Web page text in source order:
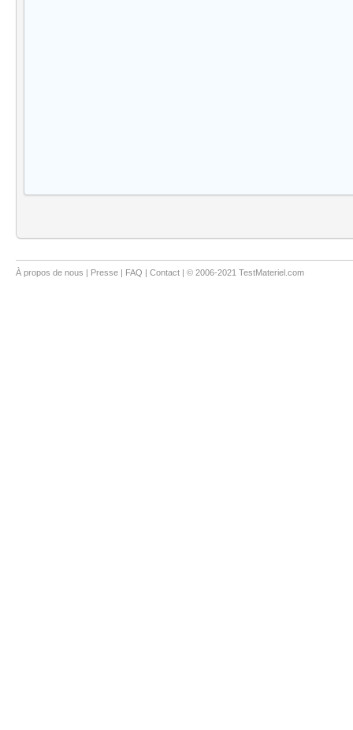
À propos de nous | Presse | FAQ | Contact | © 2006-2021 TestMateriel.com